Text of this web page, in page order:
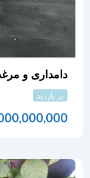
دامداری و
پر بازدید